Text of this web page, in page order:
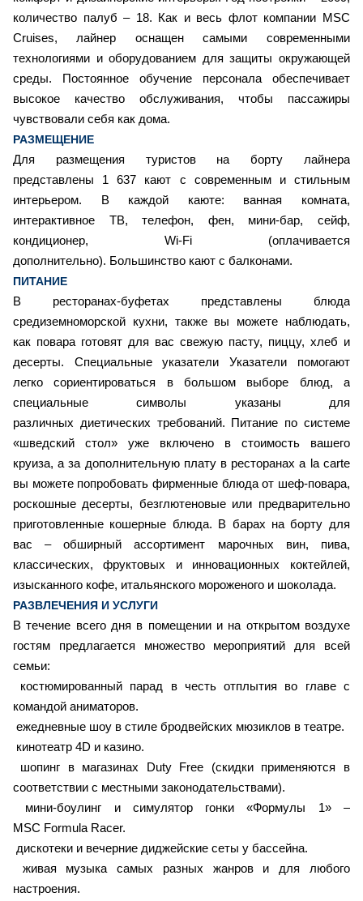
количество палуб – 18. Как и весь флот компании MSC
Cruises, лайнер оснащен самыми современными
технологиями и оборудованием для защиты окружающей
среды. Постоянное обучение персонала обеспечивает
высокое качество обслуживания, чтобы пассажиры
чувствовали себя как дома.
РАЗМЕЩЕНИЕ
Для размещения туристов на борту лайнера
представлены 1 637 кают с современным и стильным
интерьером. В каждой каюте: ванная комната,
интерактивное ТВ, телефон, фен, мини-бар, сейф,
кондиционер, Wi-Fi (оплачивается
дополнительно). Большинство кают с балконами.
ПИТАНИЕ
В ресторанах-буфетах представлены блюда
средиземноморской кухни, также вы можете наблюдать,
как повара готовят для вас свежую пасту, пиццу, хлеб и
десерты. Специальные указатели Указатели помогают
легко сориентироваться в большом выборе блюд, а
специальные символы указаны для
различных диетических требований. Питание по системе
«шведский стол» уже включено в стоимость вашего
круиза, а за дополнительную плату в ресторанах a la carte
вы можете попробовать фирменные блюда от шеф-повара,
роскошные десерты, безглютеновые или предварительно
приготовленные кошерные блюда. В барах на борту для
вас – обширный ассортимент марочных вин, пива,
классических, фруктовых и инновационных коктейлей,
изысканного кофе, итальянского мороженого и шоколада.
РАЗВЛЕЧЕНИЯ И УСЛУГИ
В течение всего дня в помещении и на открытом воздухе
гостям предлагается множество мероприятий для всей
семьи:
костюмированный парад в честь отплытия во главе с
командой аниматоров.
ежедневные шоу в стиле бродвейских мюзиклов в театре.
кинотеатр 4D и казино.
шопинг в магазинах Duty Free (скидки применяются в
соответствии с местными законодательствами).
мини-боулинг и симулятор гонки «Формулы 1» –
MSC Formula Racer.
дискотеки и вечерние диджейские сеты у бассейна.
живая музыка самых разных жанров и для любого
настроения.